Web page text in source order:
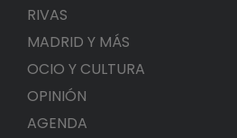
RIVAS
MADRID Y MÁS
OCIO Y CULTURA
OPINIÓN
AGENDA